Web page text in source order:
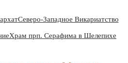
Северо-Западное Викариатство
Храм прп. Серафима в Шелепихе